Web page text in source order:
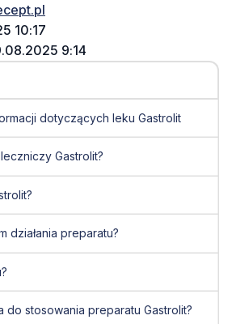
10:17
9:14
dotyczących leku Gastrolit
Gastrolit?
działania preparatu?
do stosowania preparatu Gastrolit?